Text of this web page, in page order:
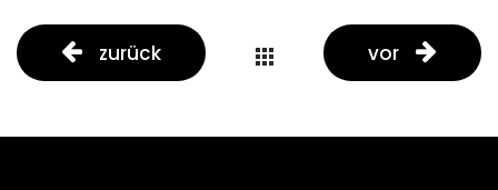
zurück
portfolio
vor